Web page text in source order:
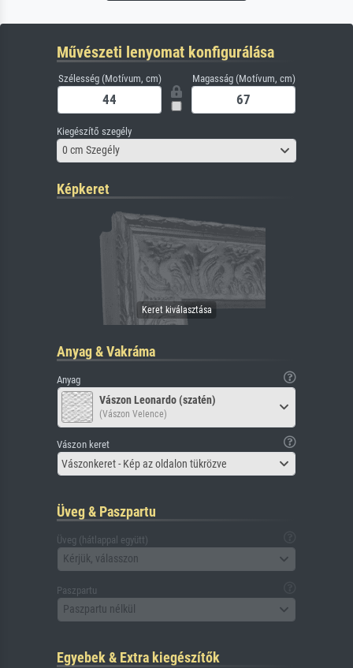
Művészeti lenyomat konfigurálása
Szélesség (Motívum, cm) Magasság (Motívum, cm)
Kiegészítő szegély
0 cm Szegély
Képkeret
Anyag & Vakráma
Anyag
Vászon Leonardo (szatén)
(Vászon Velence)
Vászon keret
Vászonkeret - Kép az oldalon tükrözve
Üveg & Paszpartu
Üveg (hátlappal együtt)
Kérjük, válasszon
Paszpartu
Paszpartu nélkül
Egyebek & Extra kiegészítők